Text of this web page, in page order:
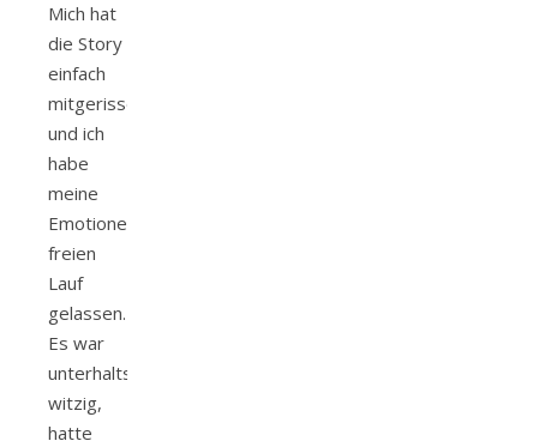
Mich hat
die Story
einfach
mitgerissen
und ich
habe
meine
Emotionen
freien
Lauf
gelassen.
Es war
unterhaltsam,
witzig,
hatte